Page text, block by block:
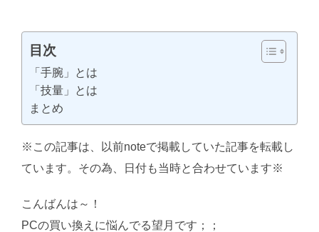
目次
「手腕」とは
「技量」とは
まとめ
※この記事は、以前noteで掲載していた記事を転載し
ています。その為、日付も当時と合わせています※
こんばんは～！
PCの買い換えに悩んでる望月です；；